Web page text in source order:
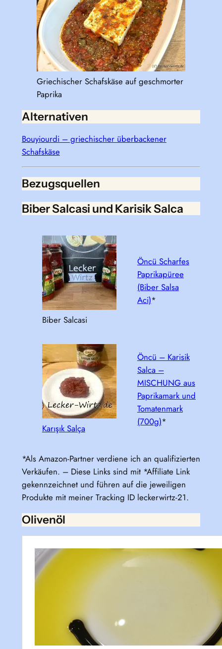
Griechischer Schafskäse auf geschmorter
Paprika
Alternativen
Bouyiourdi – griechischer überbackener
Schafskäse
Bezugsquellen
Biber Salcasi und Karisik Salca
Biber Salcasi
Öncü Scharfes
Paprikapüree
(Biber Salsa
Aci)*
Karışık Salça
Öncü – Karisik
Salca –
MISCHUNG aus
Paprikamark und
Tomatenmark
(700g)*
*Als Amazon-Partner verdiene ich an qualifizierten
Verkäufen. – Diese Links sind mit *Affiliate Link
gekennzeichnet und führen auf die jeweiligen
Produkte mit meiner Tracking ID leckerwirtz-21.
Olivenöl